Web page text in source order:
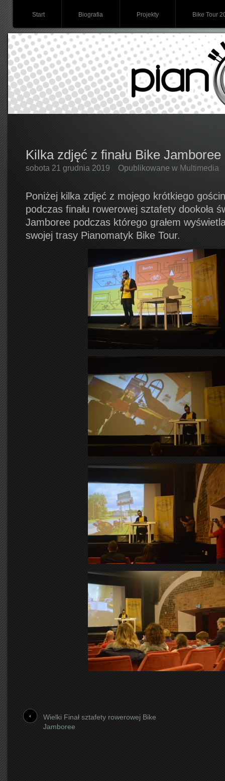
Start Biografia Projekty Bike Tour
Kilka zdjęć z finału Bike Jamboree
sobota 21 grudnia 2019 Opublikowane w Multimedia
Poniżej kilka zdjęć z mojego krótkiego
podczas finału rowerowej sztafety dookoła
Jamboree podczas którego grałem
swojej trasy Pianomatyk Bike Tour.
Wielki Finał sztafety rowerowej Bike
Jamboree